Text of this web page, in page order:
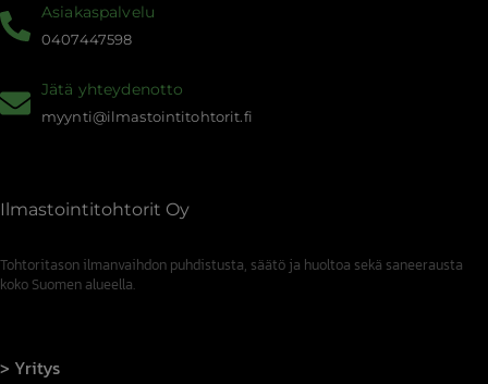
Asiakaspalvelu
0407447598
Jätä yhteydenotto
myynti@ilmastointitohtorit.fi
Ilmastointitohtorit Oy
Tohtoritason ilmanvaihdon puhdistusta, säätö ja huoltoa sekä saneerausta
koko Suomen alueella.
Yritys